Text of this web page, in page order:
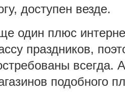
доступен везде.
один плюс
праздников,
всегда.
подобного